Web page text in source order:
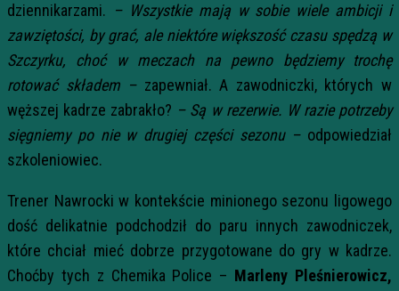
dziennikarzami. – Wszystkie mają w sobie wiele ambicji i
zawziętości, by grać, ale niektóre większość czasu spędzą w
Szczyrku, choć w meczach na pewno będziemy trochę
rotować składem –zapewniał. A zawodniczki, których w
węższej kadrze zabrakło? – Są w rezerwie. W razie potrzeby
sięgniemy po nie w drugiej części sezonu –odpowiedział
szkoleniowiec.
Trener Nawrocki w kontekście minionego sezonu ligowego
dość delikatnie podchodził do paru innych zawodniczek,
które chciał mieć dobrze przygotowane do gry w kadrze.
Choćby tych z Chemika Police – Marleny Pleśnierowicz,